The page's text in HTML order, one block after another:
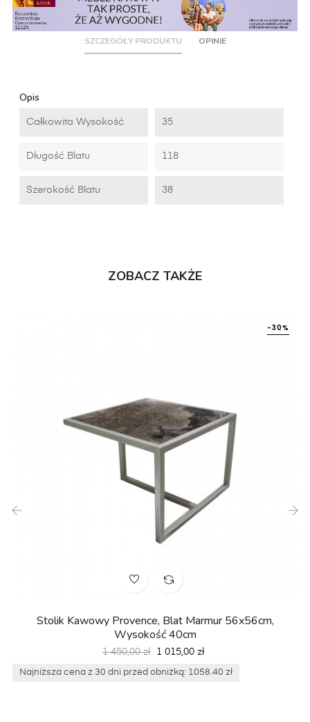
SZCZEGÓŁY PRODUKTU OPINIE
Opis
Całkowita Wysokość 35
Długość Blatu 118
Szerokość Blatu 38
ZOBACZ TAKŻE
Stolik Kawowy Provence, Blat Marmur 56x56cm,
Wysokość 40cm
Cena
podstawowa
1 450,00 zł
-30%
Cena
1 015,00 zł
Najniższa cena z 30 dni przed obniżką: 1058.40 zł